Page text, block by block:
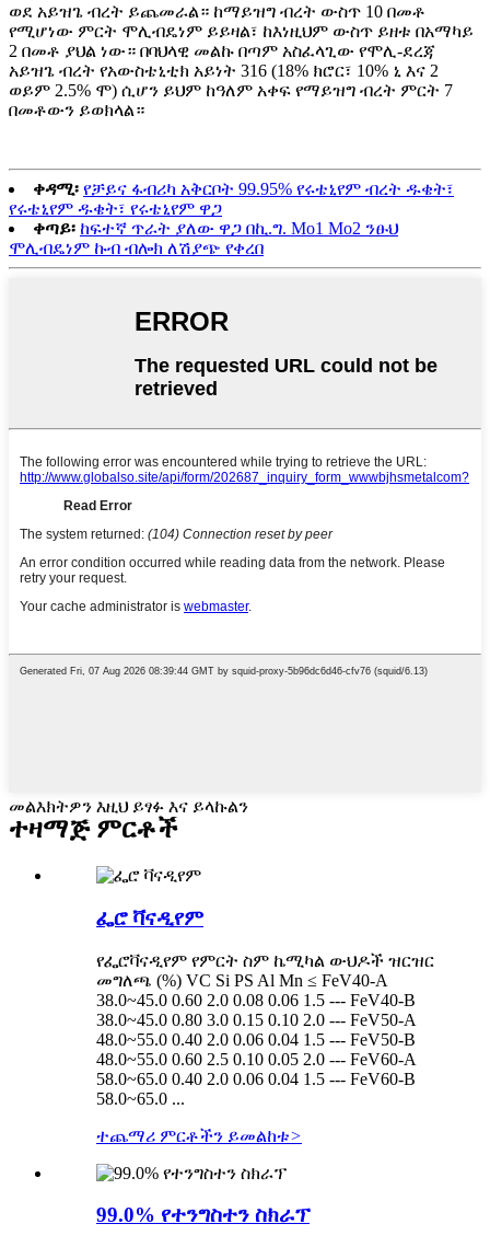
ወደ አይዝጌ ብረት ይጨመራል። ከማይዝግ ብረት ውስጥ 10 በመቶ
የሚሆነው ምርት ሞሊብዴነም ይይዛል፣ ከእነዚህም ውስጥ ይዘቱ በአማካይ
2 በመቶ ያህል ነው። በባህላዊ መልኩ በጣም አስፈላጊው የሞሊ-ደረጃ
አይዝጌ ብረት የአውስቴኒቲክ አይነት 316 (18% ክሮር፣ 10% ኒ እና 2
ወይም 2.5% ሞ) ሲሆን ይህም ከዓለም አቀፍ የማይዝግ ብረት ምርት 7
በመቶውን ይወክላል።
ቀዳሚ፡ የቻይና ፋብሪካ አቅርቦት 99.95% የሩቴኒየም ብረት ዱቄት፣
የሩቴኒየም ዱቄት፣ የሩቴኒየም ዋጋ
ቀጣይ፡ ከፍተኛ ጥራት ያለው ዋጋ በኪ.ግ. Mo1 Mo2 ንፁህ
ሞሊብዴነም ኩብ ብሎክ ለሽያጭ የቀረበ
መልእክትዎን እዚህ ይፃፉ እና ይላኩልን
ተዛማጅ ምርቶች
ፌሮ ቫናዲየም
የፌሮቫናዲየም የምርት ስም ኬሚካል ውህዶች ዝርዝር
መግለጫ (%) VC Si PS Al Mn ≤ FeV40-A
38.0~45.0 0.60 2.0 0.08 0.06 1.5 --- FeV40-B
38.0~45.0 0.80 3.0 0.15 0.10 2.0 --- FeV50-A
48.0~55.0 0.40 2.0 0.06 0.04 1.5 --- FeV50-B
48.0~55.0 0.60 2.5 0.10 0.05 2.0 --- FeV60-A
58.0~65.0 0.40 2.0 0.06 0.04 1.5 --- FeV60-B
58.0~65.0 ...
ተጨማሪ ምርቶችን ይመልከቱ>
99.0% የተንግስተን ስክራፕ